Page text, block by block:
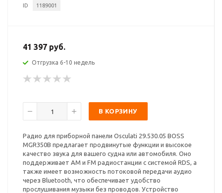
ID 1189001
41 397 руб.
Отгрузка 6-10 недель
В КОРЗИНУ
Радио для приборной панели Osculati 29.530.05 BOSS
MGR350B предлагает продвинутые функции и высокое
качество звука для вашего судна или автомобиля. Оно
поддерживает AM и FM радиостанции с системой RDS, а
также имеет возможность потоковой передачи аудио
через Bluetooth, что обеспечивает удобство
прослушивания музыки без проводов. Устройство